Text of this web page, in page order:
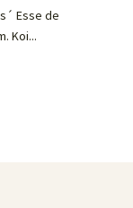
Esse de
Koi...